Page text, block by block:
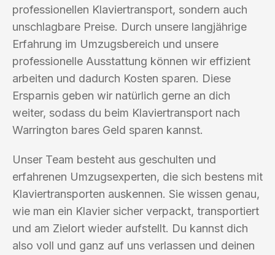
professionellen Klaviertransport, sondern auch
unschlagbare Preise. Durch unsere langjährige
Erfahrung im Umzugsbereich und unsere
professionelle Ausstattung können wir effizient
arbeiten und dadurch Kosten sparen. Diese
Ersparnis geben wir natürlich gerne an dich
weiter, sodass du beim Klaviertransport nach
Warrington bares Geld sparen kannst.
Unser Team besteht aus geschulten und
erfahrenen Umzugsexperten, die sich bestens mit
Klaviertransporten auskennen. Sie wissen genau,
wie man ein Klavier sicher verpackt, transportiert
und am Zielort wieder aufstellt. Du kannst dich
also voll und ganz auf uns verlassen und deinen